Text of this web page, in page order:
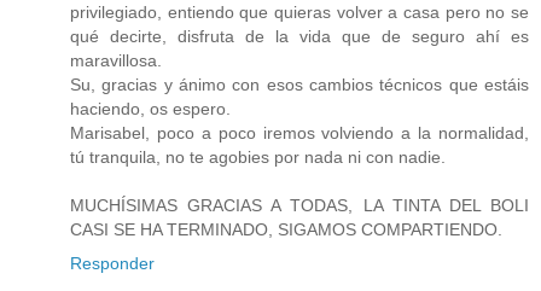
privilegiado, entiendo que quieras volver a casa pero no se
qué decirte, disfruta de la vida que de seguro ahí es
maravillosa.
Su, gracias y ánimo con esos cambios técnicos que estáis
haciendo, os espero.
Marisabel, poco a poco iremos volviendo a la normalidad,
tú tranquila, no te agobies por nada ni con nadie.
MUCHÍSIMAS GRACIAS A TODAS, LA TINTA DEL BOLI
CASI SE HA TERMINADO, SIGAMOS COMPARTIENDO.
Responder